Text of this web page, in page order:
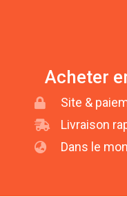
Acheter
Site &
Livraison
Dans le